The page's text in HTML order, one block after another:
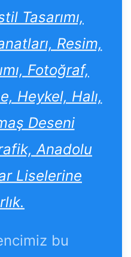
Tasarımı,
Resim,
Fotoğraf,
Heykel, Halı,
Deseni
Anadolu
Liselerine
bu